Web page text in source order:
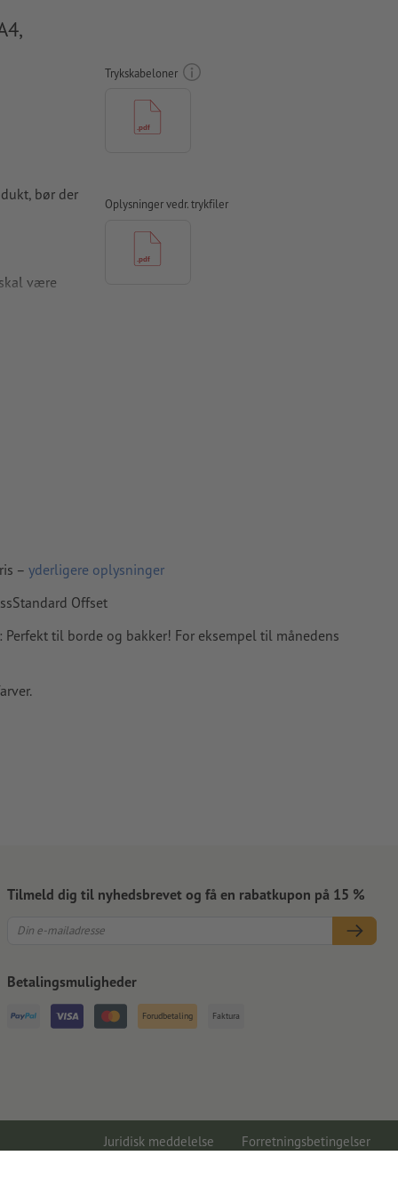
bør der
være
Trykskabeloner
Oplysninger vedr. trykfiler
– yderligere oplysninger
Offset
til borde og bakker! For eksempel til månedens
Tilmeld dig til nyhedsbrevet og få en rabatkupon på 15 %
Betalingsmuligheder
Forudbetaling Faktura
Juridisk meddelelse
Forretningsbetingelser